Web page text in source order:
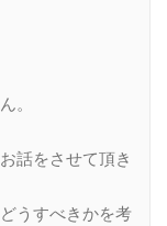
。
話をさせて頂き
うすべきかを考